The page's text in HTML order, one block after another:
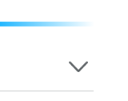
來自香港、內地的